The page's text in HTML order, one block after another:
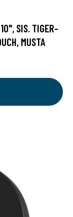
SIS. TIGER-
MUSTA